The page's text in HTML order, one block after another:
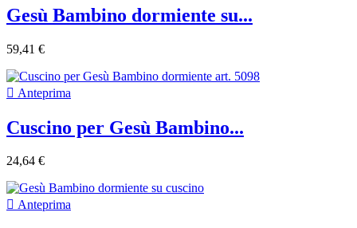
Gesù Bambino dormiente su...
59,41 €
 Anteprima
Cuscino per Gesù Bambino...
24,64 €
 Anteprima